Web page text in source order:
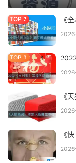
《
《
《